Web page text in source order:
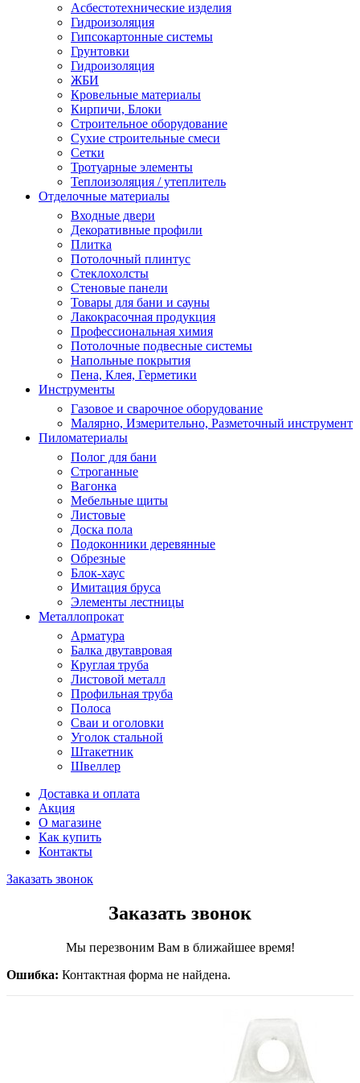
Асбестотехнические изделия
Гидроизоляция
Гипсокартонные системы
Грунтовки
Гидроизоляция
ЖБИ
Кровельные материалы
Кирпичи, Блоки
Строительное оборудование
Сухие строительные смеси
Сетки
Тротуарные элементы
Теплоизоляция / утеплитель
Отделочные материалы
Входные двери
Декоративные профили
Плитка
Потолочный плинтус
Стеклохолсты
Стеновые панели
Товары для бани и сауны
Лакокрасочная продукция
Профессиональная химия
Потолочные подвесные системы
Напольные покрытия
Пена, Клея, Герметики
Инструменты
Газовое и сварочное оборудование
Малярно, Измерительно, Разметочный инструмент
Пиломатериалы
Полог для бани
Строганные
Вагонка
Мебельные щиты
Листовые
Доска пола
Подоконники деревянные
Обрезные
Блок-хаус
Имитация бруса
Элементы лестницы
Металлопрокат
Арматура
Балка двутавровая
Круглая труба
Листовой металл
Профильная труба
Полоса
Сваи и оголовки
Уголок стальной
Штакетник
Швеллер
Доставка и оплата
Акция
О магазине
Как купить
Контакты
Заказать звонок
Заказать звонок
Мы перезвоним Вам в ближайшее время!
Ошибка: Контактная форма не найдена.